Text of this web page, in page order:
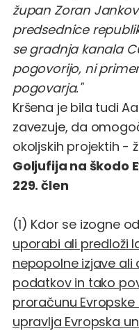
župan Zoran
predsednice
se gradnja kanala
pogovorijo, ni
pogovarja."
Kršena je bila tudi
zavezuje, da
okoljskih projektih -
Goljufija na škodo
229. člen
(1) Kdor se izogne
uporabi ali predloži
nepopolne izjave ali
podatkov in tako
proračunu
upravlja Evropska